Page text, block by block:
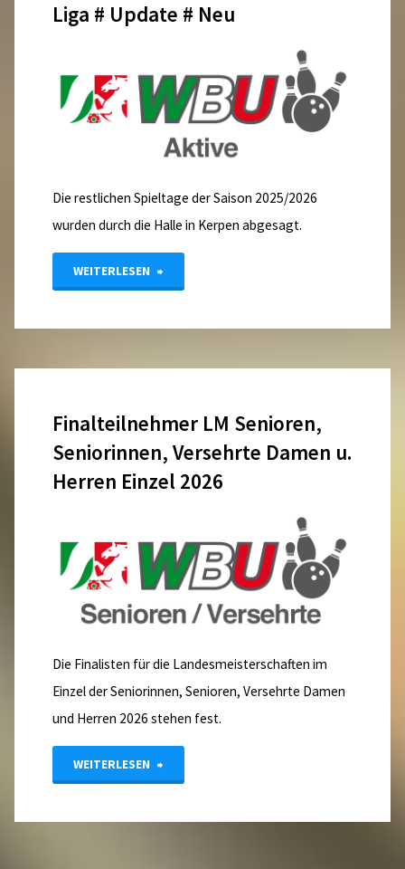
Senioren
–
Ausschreibung"
Liga # Update # Neu
Die restlichen Spieltage der Saison 2025/2026
wurden durch die Halle in Kerpen abgesagt.
WEITERLESEN "Liga
Neu"
Finalteilnehmer LM Senioren,
Seniorinnen, Versehrte Damen u.
Herren Einzel 2026
Die Finalisten für die Landesmeisterschaften im
Einzel der Seniorinnen, Senioren, Versehrte Damen
und Herren 2026 stehen fest.
WEITERLESEN "Finalteilnehmer